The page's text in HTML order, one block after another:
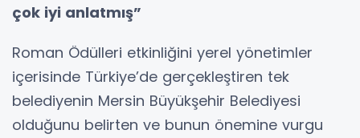
çok iyi anlatmış”
Roman Ödülleri etkinliğini yerel yönetimler
içerisinde Türkiye’de gerçekleştiren tek
belediyenin Mersin Büyükşehir Belediyesi
olduğunu belirten ve bunun önemine vurgu